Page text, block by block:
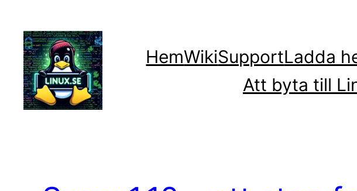
innehåll
HemWikiSupportLadda
Att byta till